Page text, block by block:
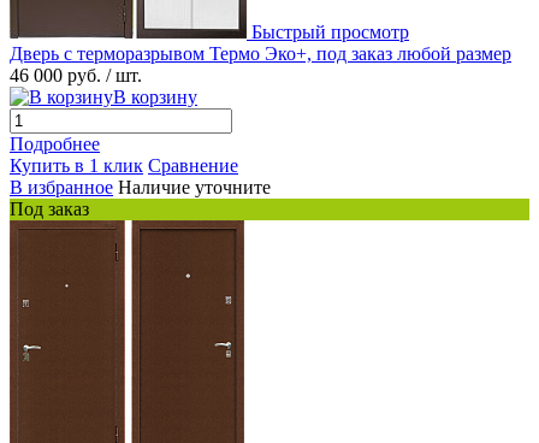
Быстрый просмотр
Дверь с терморазрывом Термо Эко+, под заказ любой размер
46 000 руб. / шт.
В корзину
Подробнее
Купить в 1 клик Сравнение
В избранное Наличие уточните
Под заказ